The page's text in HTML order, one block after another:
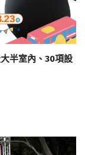
半室內、30項設